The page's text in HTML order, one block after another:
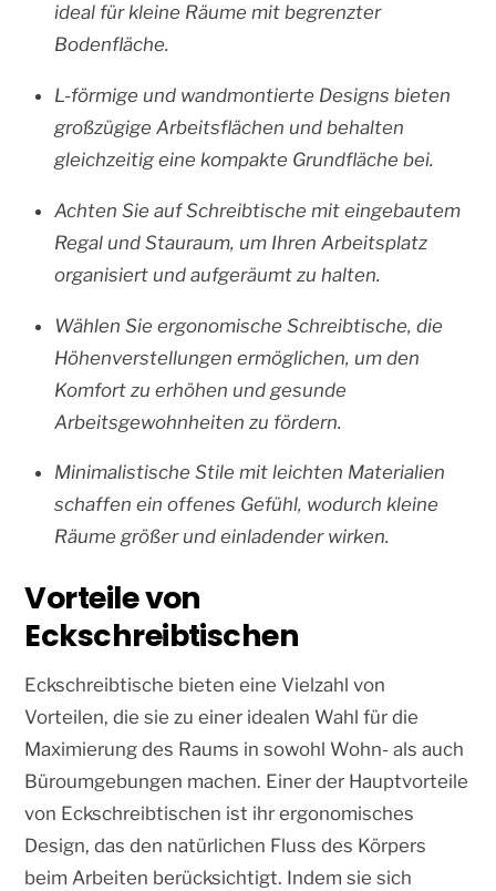
ideal für kleine Räume mit begrenzter
Bodenfläche.
L-förmige und wandmontierte Designs bieten
großzügige Arbeitsflächen und behalten
gleichzeitig eine kompakte Grundfläche bei.
Achten Sie auf Schreibtische mit eingebautem
Regal und Stauraum, um Ihren Arbeitsplatz
organisiert und aufgeräumt zu halten.
Wählen Sie ergonomische Schreibtische, die
Höhenverstellungen ermöglichen, um den
Komfort zu erhöhen und gesunde
Arbeitsgewohnheiten zu fördern.
Minimalistische Stile mit leichten Materialien
schaffen ein offenes Gefühl, wodurch kleine
Räume größer und einladender wirken.
Vorteile von
Eckschreibtischen
Eckschreibtische bieten eine Vielzahl von
Vorteilen, die sie zu einer idealen Wahl für die
Maximierung des Raums in sowohl Wohn- als auch
Büroumgebungen machen. Einer der Hauptvorteile
von Eckschreibtischen ist ihr ergonomisches
Design, das den natürlichen Fluss des Körpers
beim Arbeiten berücksichtigt. Indem sie sich